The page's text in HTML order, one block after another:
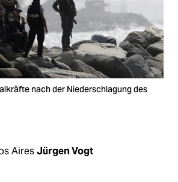
nach der Niederschlagung des
AiresJürgen Vogt